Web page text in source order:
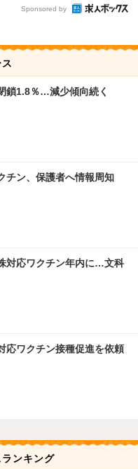
Sponsored by
鎖1.8％…減少傾向続く
チン、保護者へ情報周知
対応ワクチン年内に…文科
応ワクチン接種促進を依頼
ンキング